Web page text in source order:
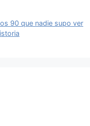
90 que nadie supo ver